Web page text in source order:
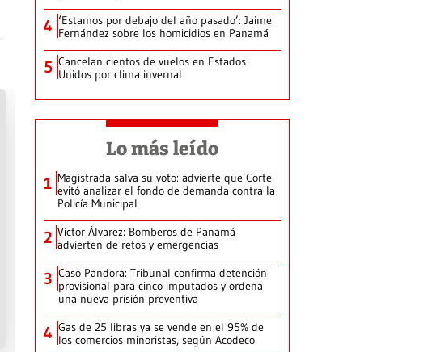
4 ‘Estamos por debajo del año pasado’: Jaime
Fernández sobre los homicidios en Panamá
5 Cancelan cientos de vuelos en Estados
Unidos por clima invernal
Lo más leído
1 Magistrada salva su voto: advierte que Corte
evitó analizar el fondo de demanda contra la
Policía Municipal
2 Víctor Álvarez: Bomberos de Panamá
advierten de retos y emergencias
3 Caso Pandora: Tribunal confirma detención
provisional para cinco imputados y ordena
una nueva prisión preventiva
4 Gas de 25 libras ya se vende en el 95% de
los comercios minoristas, según Acodeco